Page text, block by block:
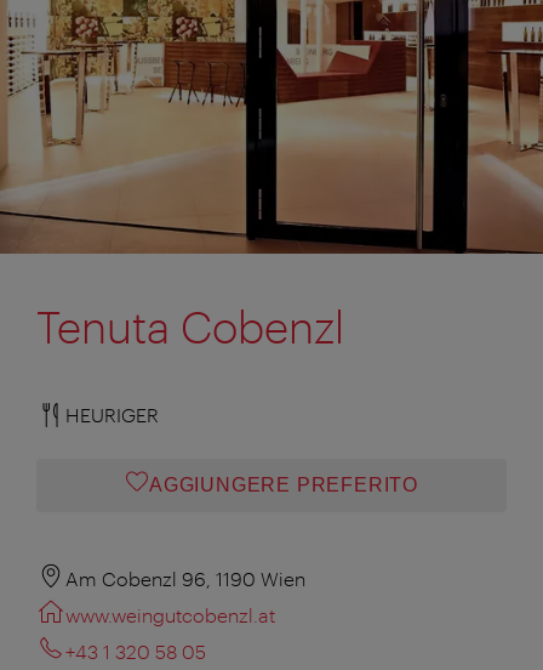
Tenuta Cobenzl
HEURIGER
AGGIUNGERE PREFERITO
Am Cobenzl 96, 1190 Wien
www.weingutcobenzl.at
+43 1 320 58 05